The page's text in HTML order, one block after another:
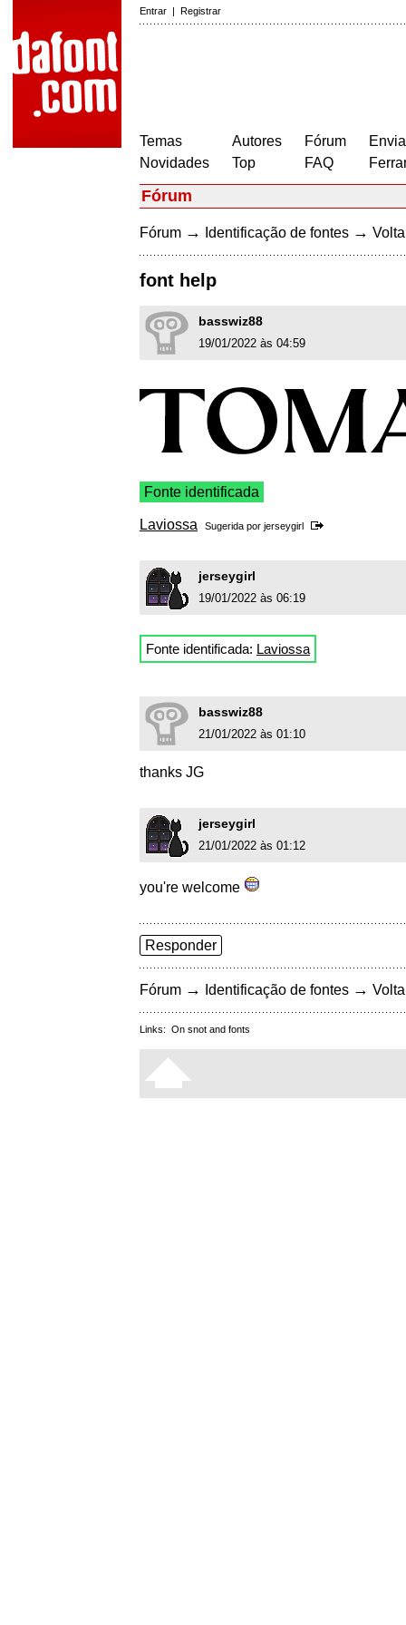
Entrar | Registrar
Temas
Novidades
Autores
Top
Fórum
FAQ
Fórum
Fórum → Identificação de fontes →
font help
basswiz88
19/01/2022 às 04:59
Fonte identificada
Laviossa Sugerida por jerseygirl
jerseygirl
19/01/2022 às 06:19
Fonte identificada: Laviossa
basswiz88
21/01/2022 às 01:10
thanks JG
jerseygirl
21/01/2022 às 01:12
you're welcome
Responder
Fórum → Identificação de fontes →
Links: On snot and fonts